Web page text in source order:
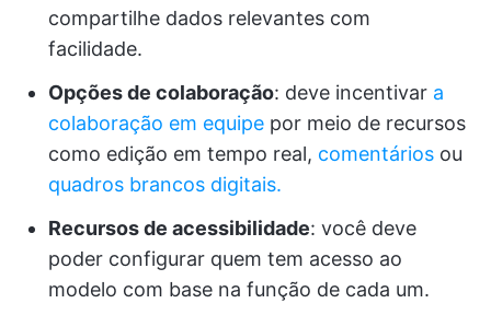
compartilhe dados relevantes com
facilidade.
Opções de colaboração: deve incentivar a
colaboração em equipe por meio de recursos
como edição em tempo real, comentários ou
quadros brancos digitais.
Recursos de acessibilidade: você deve
poder configurar quem tem acesso ao
modelo com base na função de cada um.